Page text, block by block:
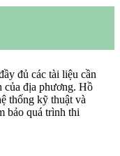
đủ các tài liệu cần
của địa phương. Hồ
thống kỹ thuật và
bảo quá trình thi